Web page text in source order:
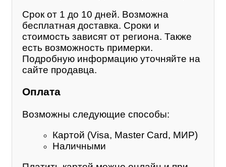
Срок от 1 до 10 дней. Возможна
бесплатная доставка. Сроки и
стоимость зависят от региона. Также
есть возможность примерки.
Подробную информацию уточняйте на
сайте продавца.
Оплата
Возможны следующие способы:
Картой (Visa, Master Card, МИР)
Наличными